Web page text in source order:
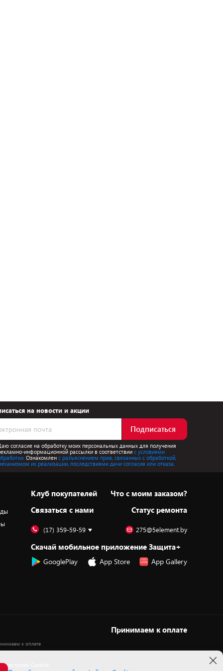
на новости и акции
Подписаться
согласие на обработку моих персональных данных для получения
информационной рассылки в соответствиис условиями
Ознакомлен с разъяснением прав, связанных с обработкой,
их реализации, последствиями дачи согласия или отказа.
Клуб покупателей
Cвязаться с нами
Что с моим заказом?
Статус ремонта
(17) 359-59-59 275@5element.by
Скачай мобильное приложение Защита+
GooglePlay App Store App Gallery
Принимаем к оплате
Cookie